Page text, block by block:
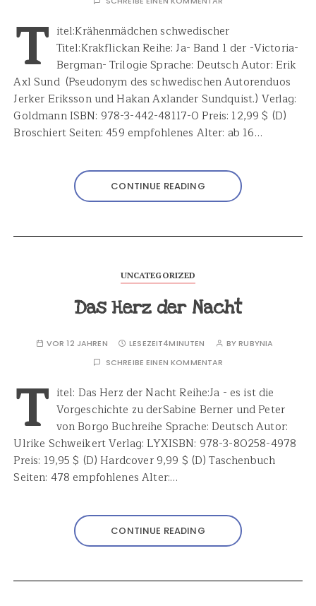
T itel:Krähenmädchen schwedischer
Titel:Krakflickan Reihe: Ja- Band 1 der -Victoria-
Bergman- Trilogie Sprache: Deutsch Autor: Erik
Axl Sund (Pseudonym des schwedischen Autorenduos
Jerker Eriksson und Hakan Axlander Sundquist.) Verlag:
Goldmann ISBN: 978-3-442-48117-0 Preis: 12,99 $ (D)
Broschiert Seiten: 459 empfohlenes Alter: ab 16…
CONTINUE READING
UNCATEGORIZED
Das Herz der Nacht
VOR 12 JAHREN LESEZEIT4MINUTEN BYRUBYNIA
SCHREIBE EINEN KOMMENTAR
T itel: Das Herz der Nacht Reihe:Ja - es ist die
Vorgeschichte zu derSabine Berner und Peter
von Borgo Buchreihe Sprache: Deutsch Autor:
Ulrike Schweikert Verlag: LYXISBN: 978-3-80258-4978
Preis: 19,95 $ (D) Hardcover 9,99 $ (D) Taschenbuch
Seiten: 478 empfohlenes Alter:…
CONTINUE READING